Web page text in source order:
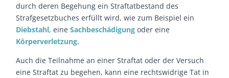
durch deren Begehung ein Straftatbestand des
Strafgesetzbuches erfüllt wird, wie zum Beispiel ein
Diebstahl, eineSachbeschädigung oder eine
Körperverletzung.
Auch die Teilnahme an einer Straftat oder der Versuch
eine Straftat zu begehen, kann eine rechtswidrige Tat in